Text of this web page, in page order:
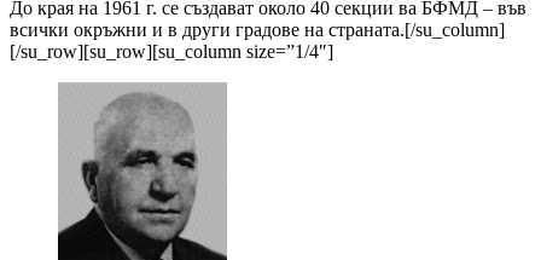
До края на 1961 г. се създават около 40 секции ва БФМД – във
всички окръжни и в други градове на страната.[/su_column]
[/su_row][su_row][su_column size=”1/4″]